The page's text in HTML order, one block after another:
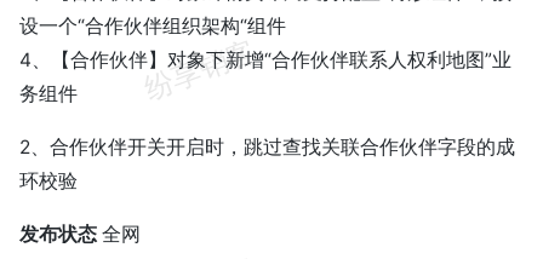
设一个“合作伙伴组织架构“组件
4、【合作伙伴】对象下新增“合作伙伴联系人权利地图”业
务组件
2、合作伙伴开关开启时，跳过查找关联合作伙伴字段的成
环校验
发布状态 全网